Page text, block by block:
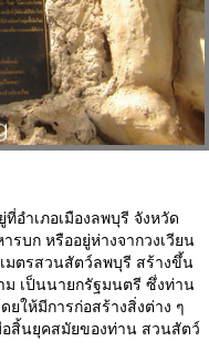
อำเภอเมืองลพบุรี จังหวัด
บก หรืออยู่ห่างจากวงเวียน
มตรสวนสัตว์ลพบุรี สร้างขึ้น
ม เป็นนายกรัฐมนตรี ซึ่งท่าน
ให้มีการก่อสร้างสิ่งต่าง ๆ
สิ้นยุคสมัยของท่าน สวนสัตว์